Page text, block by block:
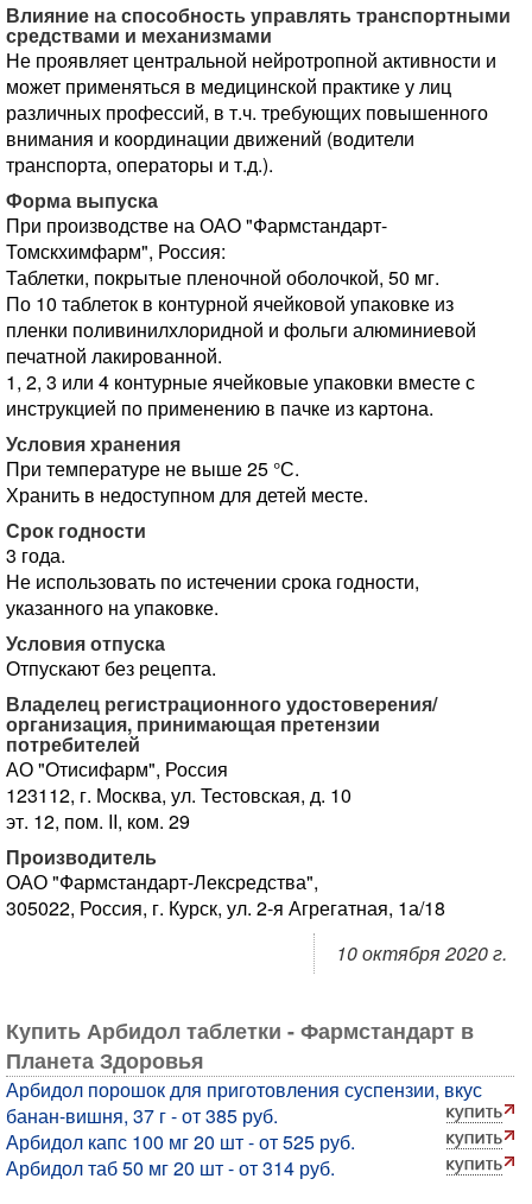
Влияние на способность управлять транспортными
средствами и механизмами
Не проявляет центральной нейротропной активности и
может применяться в медицинской практике у лиц
различных профессий, в т.ч. требующих повышенного
внимания и координации движений (водители
транспорта, операторы и т.д.).
Форма выпуска
При производстве на ОАО "Фармстандарт-
Томскхимфарм", Россия:
Таблетки, покрытые пленочной оболочкой, 50 мг.
По 10 таблеток в контурной ячейковой упаковке из
пленки поливинилхлоридной и фольги алюминиевой
печатной лакированной.
1, 2, 3 или 4 контурные ячейковые упаковки вместе с
инструкцией по применению в пачке из картона.
Условия хранения
При температуре не выше 25 °С.
Хранить в недоступном для детей месте.
Срок годности
3 года.
Не использовать по истечении срока годности,
указанного на упаковке.
Условия отпуска
Отпускают без рецепта.
Владелец регистрационного удостоверения/
организация, принимающая претензии
потребителей
АО "Отисифарм", Россия
123112, г. Москва, ул. Тестовская, д. 10
эт. 12, пом. II, ком. 29
Производитель
ОАО "Фармстандарт-Лексредства",
305022, Россия, г. Курск, ул. 2-я Агрегатная, 1а/18
10 октября 2020 г.
Купить Арбидол таблетки - Фармстандарт в
Планета Здоровья
Арбидол порошок для приготовления суспензии, вкус
банан-вишня, 37 г - от 385 руб.
Арбидол капс 100 мг 20 шт - от 525 руб.
Арбидол таб 50 мг 20 шт - от 314 руб.